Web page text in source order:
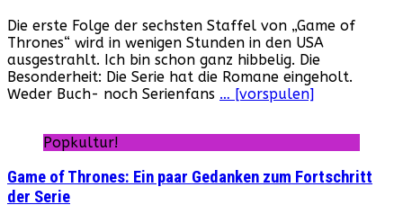
of
Thrones“:
Die
sechste
Staffel
Die erste Folge der sechsten Staffel von „Game of
Thrones“ wird in wenigen Stunden in den USA
ausgestrahlt. Ich bin schon ganz hibbelig. Die
Besonderheit: Die Serie hat die Romane eingeholt.
Weder Buch- noch Serienfans … [vorspulen]
Popkultur!
Game of Thrones: Ein paar Gedanken zum Fortschritt
der Serie